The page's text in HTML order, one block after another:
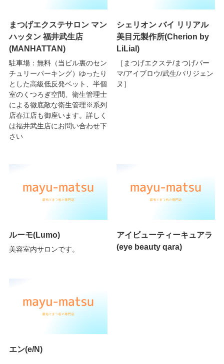
まつげエクステサロン マン
ハッタン 福井武生店
(MANHATTAN)
駐車場：無料（当ビル裏のセン
チュリーパーキング）ゆったり
とした高級低反発ベット、半個
室のくつろぎ空間、衛生管理士
による徹底敵な衛生管理※系列
店春江店も御座います。詳しく
は福井武生店にお問い合わせ下
さい
シェリオン バイ リリアル
美目元製作所(Cherion by
LiLial)
［まつげエクステ/まつげパー
マ/アイブロウ/武生/パリジェン
ヌ］
ルーモ(Lumo)
美容室内サロンです。
アイビューティーキュアラ
(eye beauty qara)
エン(e/N)